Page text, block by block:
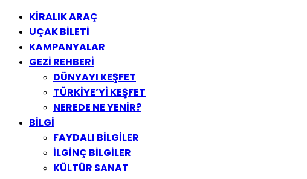
KİRALIK ARAÇ
UÇAK BİLETİ
KAMPANYALAR
GEZİ REHBERİ
DÜNYAYI KEŞFET
TÜRKİYE’Yİ KEŞFET
NEREDE NE YENİR?
BİLGİ
FAYDALI BİLGİLER
İLGİNÇ BİLGİLER
KÜLTÜR SANAT